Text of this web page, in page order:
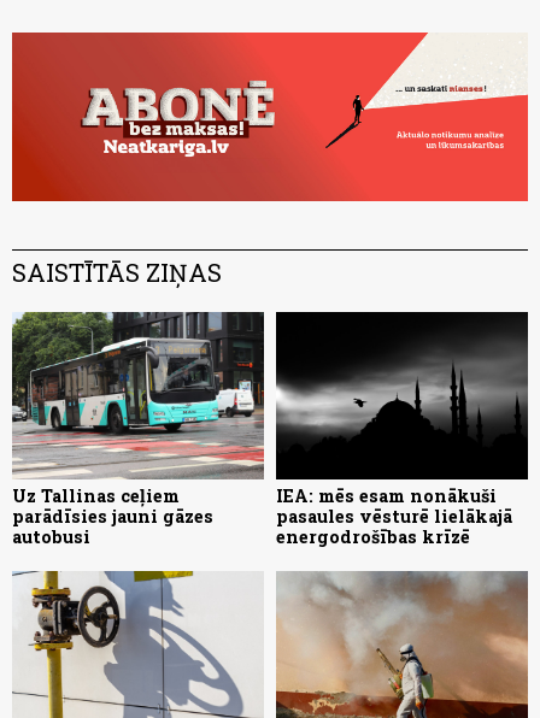
SAISTĪTĀS ZIŅAS
Uz Tallinas ceļiem
parādīsies jauni gāzes
autobusi
IEA: mēs esam nonākuši
pasaules vēsturē lielākajā
energodrošības krīzē